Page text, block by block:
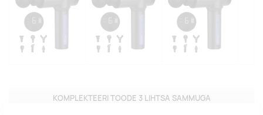
KOMPLEKTEERI TOODE 3 LIHTSA SAMMUGA